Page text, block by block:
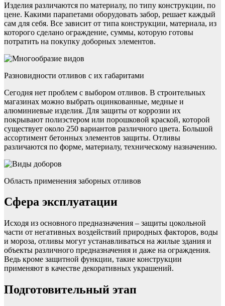
Изделия различаются по материалу, по типу конструкции, по
цене. Какими парапетами оборудовать забор, решает каждый
сам для себя. Все зависит от типа конструкции, материала, из
которого сделано ограждение, суммы, которую готовы
потратить на покупку доборных элементов.
Разновидности отливов с их габаритами
Сегодня нет проблем с выбором отливов. В строительных
магазинах можно выбрать оцинкованные, медные и
алюминиевые изделия. Для защиты от коррозии их
покрывают полиэстером или порошковой краской, которой
существует около 250 вариантов различного цвета. Большой
ассортимент бетонных элементов защиты. Отливы
различаются по форме, материалу, техническому назначению.
Область применения заборных отливов
Сфера эксплуатации
Исходя из основного предназначения – защиты цокольной
части от негативных воздействий природных факторов, воды
и мороза, отливы могут устанавливаться на жилые здания и
объекты различного предназначения и даже на ограждения.
Ведь кроме защитной функции, такие конструкции
применяют в качестве декоративных украшений.
Подготовительный этап